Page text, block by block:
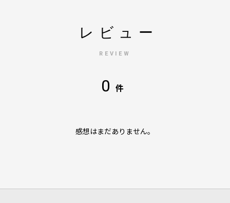
レビュー
REVIEW
0 件
感想はまだありません。